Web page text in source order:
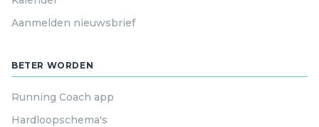
Aanmelden nieuwsbrief
BETER WORDEN
Running Coach app
Hardloopschema's